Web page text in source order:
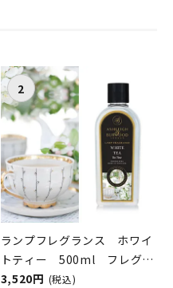
ランプフレグランス ホワイ
トティー 500ml フレグラ
ンスランプ用オイル
3,520円 (税込)